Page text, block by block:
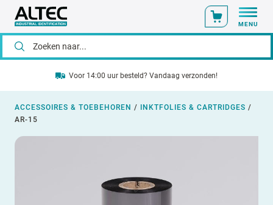
MENU
Voor 14:00 uur besteld? Vandaag verzonden!
ACCESSOIRES & TOEBEHOREN / INKTFOLIES & CARTRIDGES /
AR-15